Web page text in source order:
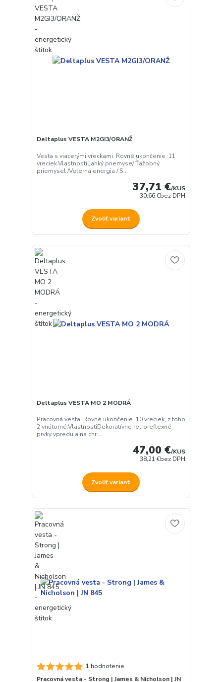
Deltaplus VESTA M2GI3/ORANŽ
Vesta s viacerými vreckami. Rovné ukončenie. 11
vreciek.VlastnostiĽahký priemyse/ Ťažobný
priemysel /Veterná energia / S...
37,71 €/KUS
30,66 €bez DPH
Zvoliť variant
Deltaplus VESTA MO 2 MODRÁ
Pracovná vesta. Rovné ukončenie. 10 vreciek, z toho
2 vnútorné.VlastnostiDekoratívne retroreflexné
prvky vpredu a na chr...
47,00 €/KUS
38,21 €bez DPH
Zvoliť variant
1 hodnotenie
Pracovná vesta - Strong | James & Nicholson | JN